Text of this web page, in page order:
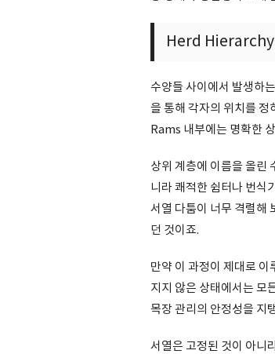
Herd Hierarchy
수양들 사이에서 발생하
을 통해 각자의 위치를
Rams 내부에는 명확한
상위 계층에 이름을 올린
니라 쾌적한 쉼터나 번식
서열 다툼이 너무 격렬해
던 것이죠.
만약 이 과정이 제대로 이
지지 않은 상태에서는
목장 관리의 안정성을 지
서열은 고정된 것이 아니